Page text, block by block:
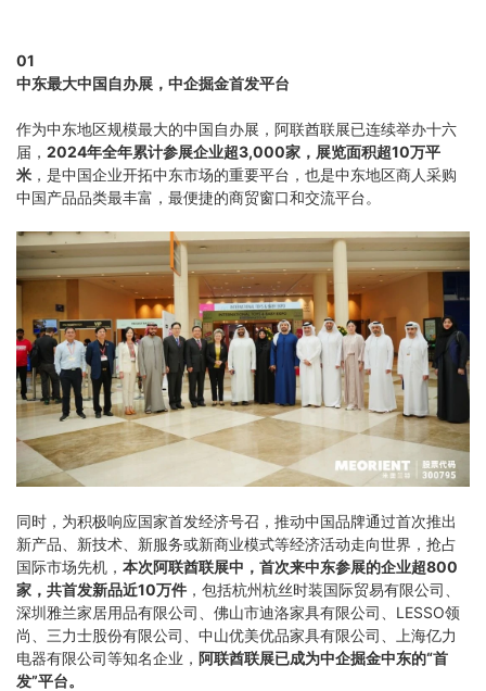
01
中东最大中国自办展， 中企掘金首发平台
作为中东地区规模最大的中国自办展，阿联酋联展已连续举办十六
届， 2024年全年累计参展企业超3,000家，展览面积超10万平
米 ，是中国企业开拓中东市场的重要平台，也是中东地区商人采购
中国产品品类最丰富，最便捷的商贸窗口和交流平台。
同时，为积极响应国家首发经济号召，推动中国品牌通过首次推出
新产品、新技术、新服务或新商业模式等经济活动走向世界，抢占
国际市场先机， 本次阿联酋联展中，首次来中东参展的企业超800
家，共首发新品近10万件 ，包括杭州杭丝时装国际贸易有限公司、
深圳雅兰家居用品有限公司、佛山市迪洛家具有限公司、LESSO领
尚、三力士股份有限公司、中山优美优品家具有限公司、上海亿力
电器有限公司等知名企业， 阿联酋联展已成为中企掘金中东的“首
发”平台。